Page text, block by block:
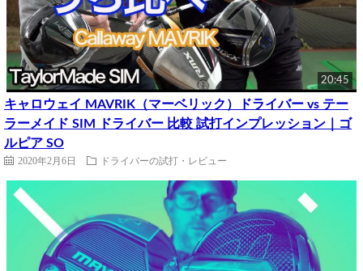
20:45
キャロウェイ MAVRIK（マーベリック）ドライバー vs テー
ラーメイド SIM ドライバー 比較 試打インプレッション｜ゴ
ルピア SO
2020年2月6日 ドライバーの試打・レビュー